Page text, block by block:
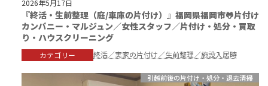
2026年5月17日
『終活・生前整理（庭/車庫の片付け）』福岡県福岡市🐸片付け
カンパニー・マルジュン／女性スタッフ／片付け・処分・買取
り・ハウスクリーニング
カテゴリー 終活／実家の片付け／生前整理／施設入居時
引越前後の片付け・処分・退去清掃